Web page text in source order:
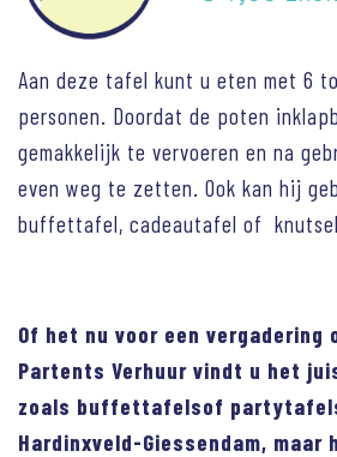
Aan deze tafel kunt u eten met 6
personen. Doordat de poten
gemakkelijk te vervoeren en na
even weg te zetten. Ook kan hij
buffettafel, cadeautafel of
Of het nu voor een
Partents Verhuur vindt u het
zoals buffettafelsof
Hardinxveld-Giessendam, maar